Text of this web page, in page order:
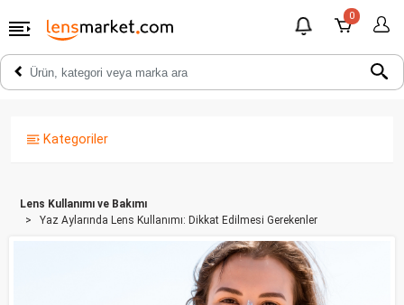
0
Kategoriler
Lens Kullanımı ve Bakımı
Yaz Aylarında Lens Kullanımı: Dikkat Edilmesi Gerekenler